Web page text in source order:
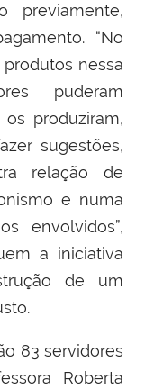
previamente,
“No
nessa
puderam
produziram,
sugestões,
relação de
e numa
envolvidos”,
a iniciativa
de um
83 servidores
Roberta